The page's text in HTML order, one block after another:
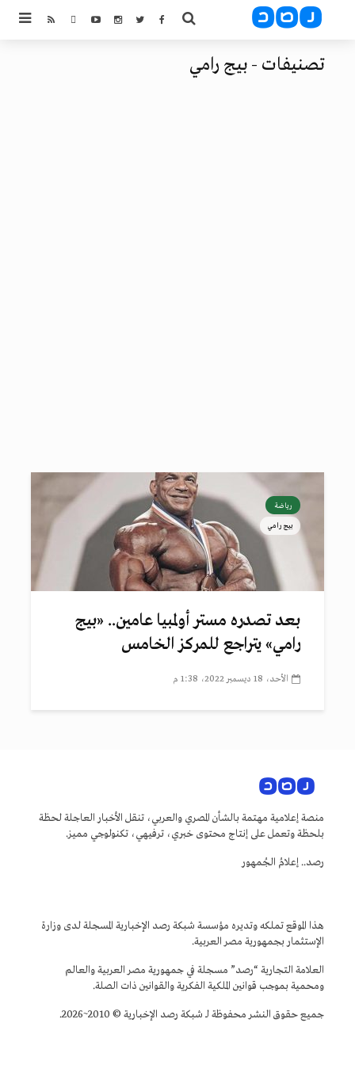
تصنيفات - بيج رامي
رياضة
بيج رامي
بعد تصدره مستر أولمبيا عامين.. «بيج
رامي» يتراجع للمركز الخامس
الأحد، 18 ديسمبر 2022، 1:38 م
منصة إعلامية مهتمة بالشأن المصري والعربي، تنقل الأخبار العاجلة لحظة
بلحظة وتعمل على إنتاج محتوى خبري، ترفيهي، تكنولوجي مميز.
رصد.. إعلامُ الجُمهور
هذا الموقع تملكه وتديره مؤسسة شبكة رصد الإخبارية المسجلة لدى وزارة
الإستثمار بجمهورية مصر العربية.
العلامة التجارية “رصد” مسجلة في جمهورية مصر العربية والعالم
ومحمية بموجب قوانين الملكية الفكرية والقوانين ذات الصلة.
جميع حقوق النشر محفوظة لـ شبكة رصد الإخبارية © 2010~2026.